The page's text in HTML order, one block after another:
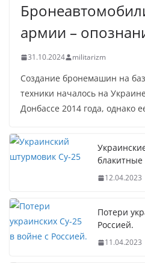
армии –
31.10.2024 militarizm
Создание бронемашин на
техники началось на
Донбассе 2014 года, однако
12.04.2023
Потери
Россией.
11.04.2023